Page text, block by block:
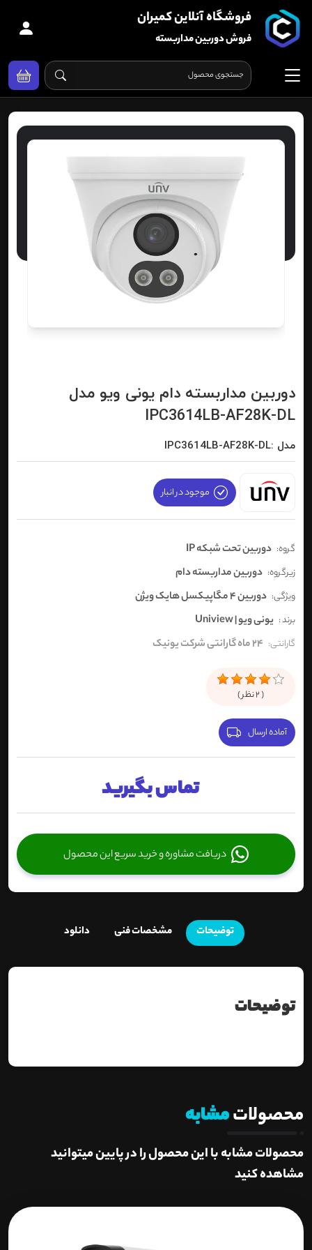
فروشگاه آنلاین کمیران
فروش دوربین مداربسته
دوربین مداربسته دام یونی ویو مدل
IPC3614LB-AF28K-DL
مدل :IPC3614LB-AF28K-DL
موجود در انبار
گروه: دوربین تحت شبکه IP
زیرگروه: دوربین مداربسته دام
ویژگی: دوربین 4 مگاپیکسل هایک ویژن
برند : یونی ویو | Uniview
گارانتی: 24 ماه گارانتی شرکت یونیک
(
2نظر )
آماده ارسال
تماس بگیرید
دریافت مشاوره و خرید سریع این محصول
توضیحات مشخصات فنی دانلود
توضیحات
محصولاتمشابه
محصولات مشابه با این محصول را در پایین میتوانید
مشاهده کنید